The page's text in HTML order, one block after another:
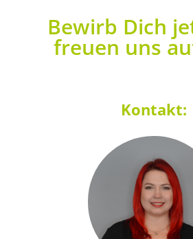
Bewirb Dich
freuen uns
Kontakt: